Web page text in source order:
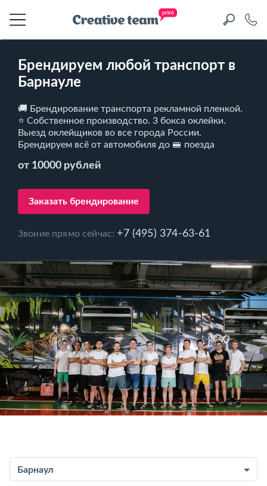
Брендируем любой транспорт в
Барнауле
🚚 Брендирование транспорта рекламной пленкой.
⭐ Собственное производство. 3 бокса оклейки.
Выезд оклейщиков во все города России.
Брендируем всё от автомобиля до 🚝 поезда
от 10000 рублей
Заказать брендирование
Звоние прямо сейчас: +7 (495) 374-63-61
Барнаул